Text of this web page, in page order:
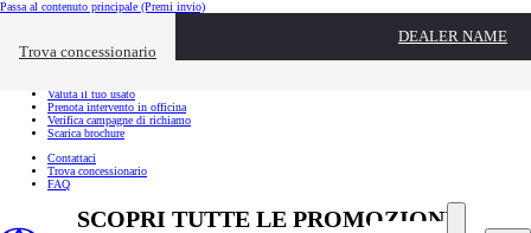
Passa al contenuto principale (Premi invio)
Trova concessionario
DEALER NAME
Link utili Chiudi overlay
Valuta il tuo usato
Prenota intervento in officina
Verifica campagne di richiamo
Scarica brochure
Contattaci
Trova concessionario
FAQ
SCOPRI TUTTE LE PROMOZIONI